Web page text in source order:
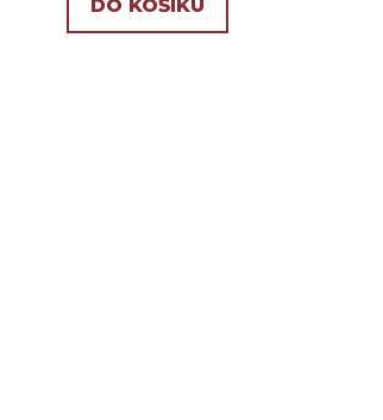
DO KOŠÍKU